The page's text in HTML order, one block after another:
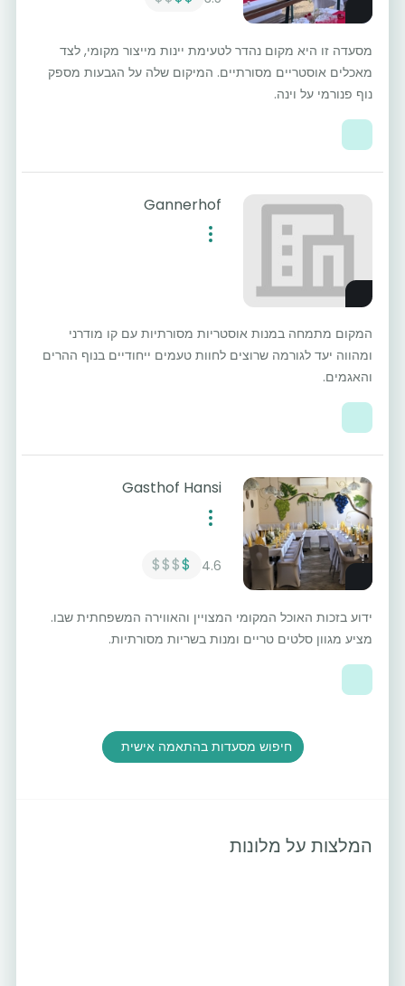
מסעדה זו היא מקום נהדר לטעימת יינות מייצור מקומי, לצד
מאכלים אוסטריים מסורתיים. המיקום שלה על הגבעות מספק
נוף פנורמי על וינה.
Gannerhof
המקום מתמחה במנות אוסטריות מסורתיות עם קו מודרני
ומהווה יעד לגורמה שרוצים לחוות טעמים ייחודיים בנוף ההרים
והאגמים.
Gasthof Hansi
4.6
$
$$$
ידוע בזכות האוכל המקומי המצויין והאווירה המשפחתית שבו.
מציע מגוון סלטים טריים ומנות בשריות מסורתיות.
חיפוש מסעדות בהתאמה אישית
המלצות על מלונות